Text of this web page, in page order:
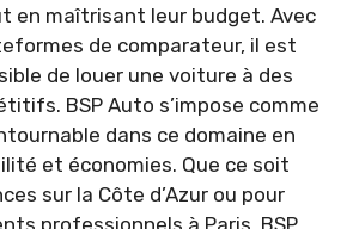
en maîtrisant leur budget. Avec
de comparateur, il est
de louer une voiture à des
BSP Auto s’impose comme
dans ce domaine en
et économies. Que ce soit
sur la Côte d’Azur ou pour